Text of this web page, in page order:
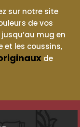
sur notre site
de vos
mug en
les coussins,
de